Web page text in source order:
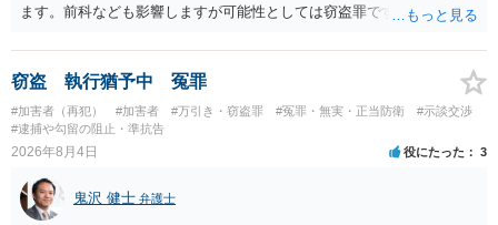
ます。前科なども影響しますが可能性としては窃盗罪ですので、逮捕
窃盗 執行猶予中 冤罪
#加害者（再犯） #加害者 #万引き・窃盗罪 #冤罪・無実・正当防衛
#示談交渉
#逮捕や勾留の阻止・準抗告
2026年8月4日 役にたった 3
鬼沢 健士 弁護士